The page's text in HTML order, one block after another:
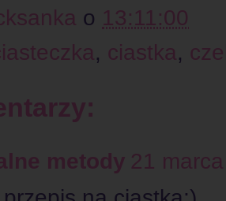
o 13:11:00
, ciastka,
metody 21